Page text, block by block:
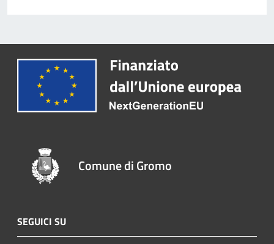
Comune di Gromo
SEGUICI SU